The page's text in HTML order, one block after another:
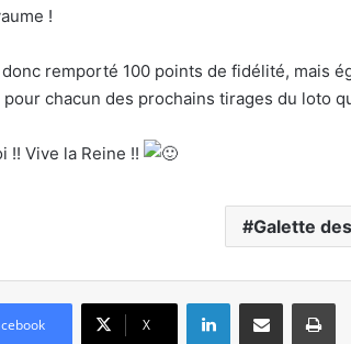
!
remporté 100 points de fidélité, mais
pour chacun des prochains tirages du loto
!! Vive la Reine !!
Galette
X
LinkedinPartager par email